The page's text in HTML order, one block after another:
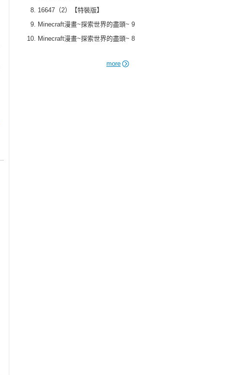
16647（2）【特裝版】
Minecraft漫畫~探索世界的盡頭~ 9
Minecraft漫畫~探索世界的盡頭~ 8
more